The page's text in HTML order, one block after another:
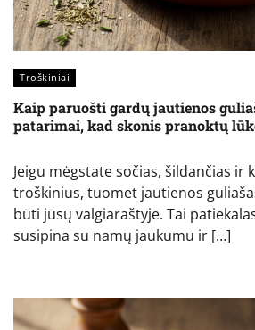
Troškiniai
Kaip paruošti gardų jautienos
patarimai, kad skonis pranoktų
Jeigu mėgstate sočias, šildančias ir
troškinius, tuomet jautienos
būti jūsų valgiaraštyje. Tai
susipina su namų jaukumu ir […]